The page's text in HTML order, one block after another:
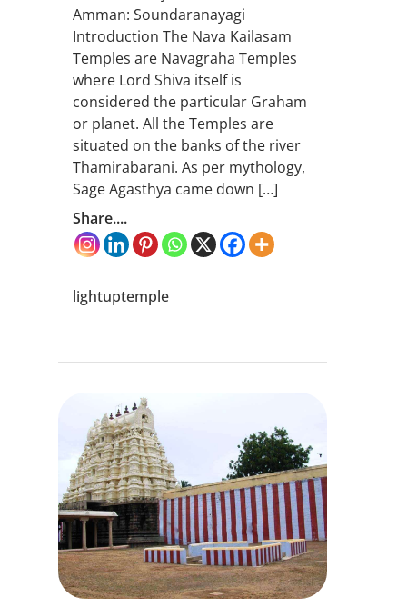
Amman: Soundaranayagi
Introduction The Nava Kailasam
Temples are Navagraha Temples
where Lord Shiva itself is
considered the particular Graham
or planet. All the Temples are
situated on the banks of the river
Thamirabarani. As per mythology,
Sage Agasthya came down […]
Share....
lightuptemple